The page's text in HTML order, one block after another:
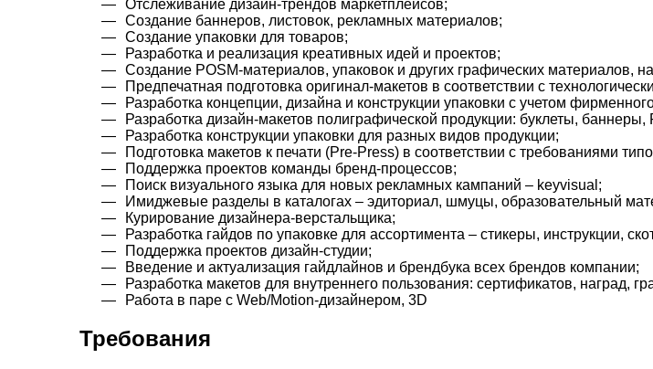
Отслеживание дизайн-трендов маркетплейсов;
Создание баннеров, листовок, рекламных материалов;
Создание упаковки для товаров;
Разработка и реализация креативных идей и проектов;
Создание POSM-материалов, упаковок и других графических материалов,
Предпечатная подготовка оригинал-макетов в соответствии с
Разработка концепции, дизайна и конструкции упаковки с учетом
Разработка дизайн-макетов полиграфической продукции: буклеты,
Разработка конструкции упаковки для разных видов продукции;
Подготовка макетов к печати (Pre-Press) в соответствии с требованиями
Поддержка проектов команды бренд-процессов;
Поиск визуального языка для новых рекламных кампаний – keyvisual;
Имиджевые разделы в каталогах – эдиториал, шмуцы, образовательный
Курирование дизайнера-верстальщика;
Разработка гайдов по упаковке для ассортимента – стикеры, инструкции,
Поддержка проектов дизайн-студии;
Введение и актуализация гайдлайнов и брендбука всех брендов компании;
Разработка макетов для внутреннего пользования: сертификатов, наград,
Работа в паре с Web/Motion-дизайнером, 3D
Требования